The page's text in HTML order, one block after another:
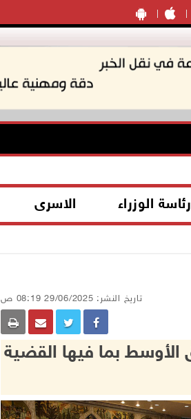
رئاسة الوزراء الاسرى
تاريخ النشر: 29/06/2025 08:19 ص
بما فيها القضية